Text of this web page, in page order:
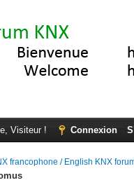
Visiteur ! Connexion
francophone / English KNX